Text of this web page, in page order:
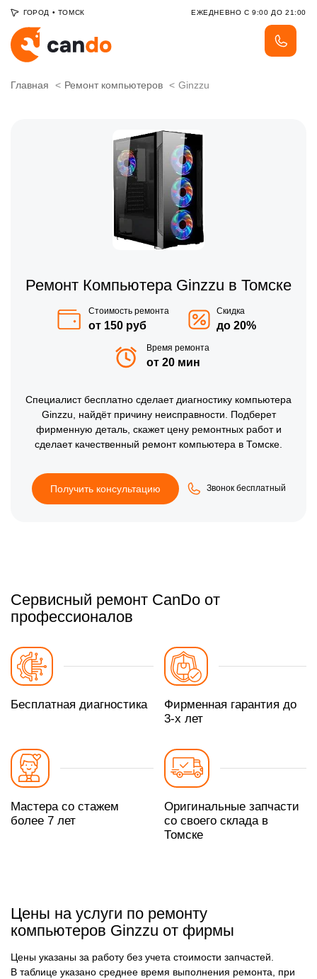
ГОРОД • ТОМСК ЕЖЕДНЕВНО С 9:00 ДО 21:00
Главная Ремонт компьютеров Ginzzu
Ремонт Компьютера Ginzzu в Томске
Стоимость ремонта
от 150 руб
Скидка
до 20%
Время ремонта
от 20 мин
Специалист бесплатно сделает диагностику компьютера
Ginzzu, найдёт причину неисправности. Подберет
фирменную деталь, скажет цену ремонтных работ и
сделает качественный ремонт компьютера в Томске.
Получить консультацию Звонок бесплатный
Сервисный ремонт CanDo от
профессионалов
Бесплатная диагностика
Фирменная гарантия до
3-х лет
Мастера со стажем
более 7 лет
Оригинальные запчасти
со своего склада в
Томске
Цены на услуги по ремонту
компьютеров Ginzzu от фирмы
Цены указаны за работу без учета стоимости запчастей.
В таблице указано среднее время выполнения ремонта, при